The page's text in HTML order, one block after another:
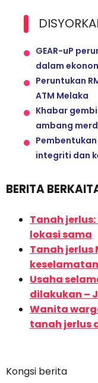
GEAR-uP
dalam
Peruntukan
ATM Melaka
Khabar
ambang
integriti dan
BERITA
Tanah
lokasi sama
Tanah jerlus
keselamatan
Usaha
dilakukan –
Wanita
tanah jerlus
Kongsi berita